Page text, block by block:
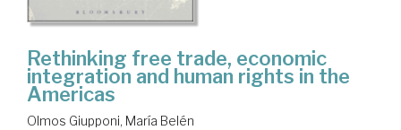
Rethinking free trade, economic
integration and human rights in the
Americas
Olmos Giupponi, María Belén